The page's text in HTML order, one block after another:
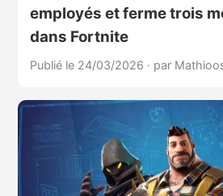
employés et ferme trois
dans Fortnite
Publié le 24/03/2026 · par